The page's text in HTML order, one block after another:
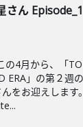
さん Episode_1
の4月から、「
ERA」の第２週
をお迎えします